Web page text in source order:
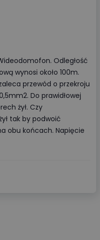
Odległość
wynosi około 100m.
przewód o przekroju
Do prawidłowej
żył. Czy
tak by podwoić
obu końcach. Napięcie